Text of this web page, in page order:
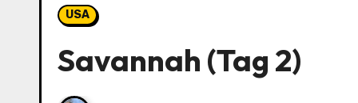
USA
Savannah (Tag 2)